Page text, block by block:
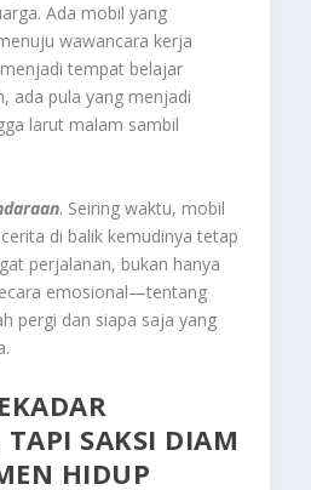
Ada mobil yang
wawancara kerja
tempat belajar
ada pula yang menjadi
larut malam sambil
. Seiring waktu, mobil
di balik kemudinya tetap
perjalanan, bukan hanya
emosional—tentang
pergi dan siapa saja yang
SAKSI DIAM
HIDUP